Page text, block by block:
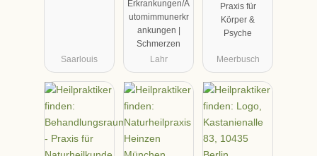
Saarlouis
Erkrankungen/A
utomimmunerkr
ankungen |
Schmerzen
Lahr
Praxis für
Körper &
Psyche
Meerbusch